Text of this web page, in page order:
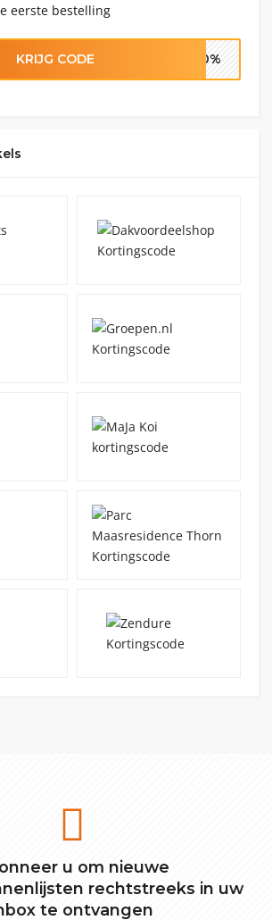
eerste bestelling
KRIJG CODE A10%
u om nieuwe
rechtstreeks in uw
te ontvangen